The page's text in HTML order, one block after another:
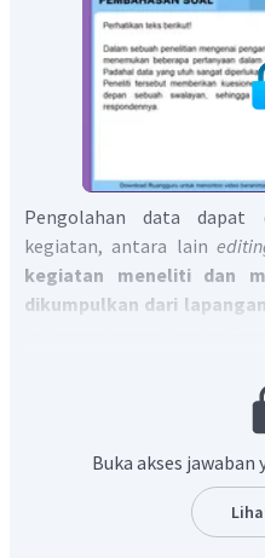
Pengolahan data dapat
kegiatan, antara lain
kegiatan meneliti dan
dikumpulkan dari
Kelengkapan. Ketika
hal-hal yang harus
kelengkapan
kelengkapan
instrumen
Buka akses